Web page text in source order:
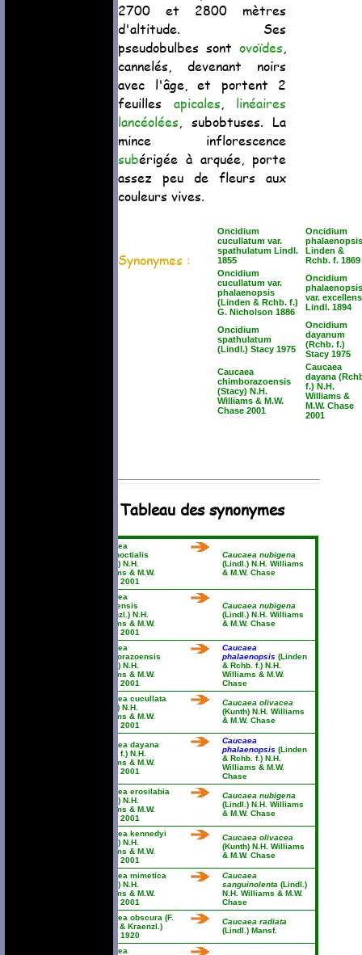
2700 et 2800 mètres
d'altitude. Ses
pseudobulbes sont ovoïdes,
cannelés, devenant noirs
avec l'âge, et portent 2
feuilles apicales, linéaires
lancéolées, subobtuses. La
mince inflorescence
subérigée à arquée, porte
assez peu de fleurs aux
couleurs vives.
Synonymes :
Oncidium
cucullatum var.
spathulatum Lindl.
1855
Oncidium
phalaenopsis
Linden &
Rchb. f. 1869
Oncidium
cucullatum var.
phalaenopsis
(Linden & Rchb. f.)
G. Nicholson 1886
Oncidium
phalaenopsis
var. excellens
Lindl. 1894
Oncidium
spathulatum
(Lindl.) Stacy 1975
Oncidium
dayanum
(Rchb. f.)
Stacy 1975
Caucaea
chimborazoensis
(Stacy) N.H.
Williams & M.W.
Chase 2001
Caucaea
dayana
f.) N.H.
Williams &
M.W. Chase
2001
Tableau des synonymes
Caucaea
aequinoctialis
(Stacy) N.H.
Williams & M.W.
Chase 2001
Caucaea nubigena
(Lindl.) N.H. Williams
& M.W. Chase
Caucaea
azuayensis
(Kraenzl.) N.H.
Williams & M.W.
Chase 2001
Caucaea nubigena
(Lindl.) N.H. Williams
& M.W. Chase
Caucaea
chimborazoensis
(Stacy) N.H.
Williams & M.W.
Chase 2001
Caucaea
phalaenopsis (Linden
& Rchb. f.) N.H.
Williams & M.W.
Chase
Caucaea cucullata
(Lindl.) N.H.
Williams & M.W.
Chase 2001
Caucaea olivacea
(Kunth) N.H. Williams
& M.W. Chase
Caucaea dayana
(Rchb. f.) N.H.
Williams & M.W.
Chase 2001
Caucaea
phalaenopsis (Linden
& Rchb. f.) N.H.
Williams & M.W.
Chase
Caucaea erosilabia
(Stacy) N.H.
Williams & M.W.
Chase 2001
Caucaea nubigena
(Lindl.) N.H. Williams
& M.W. Chase
Caucaea kennedyi
(Stacy) N.H.
Williams & M.W.
Chase 2001
Caucaea olivacea
(Kunth) N.H. Williams
& M.W. Chase
Caucaea mimetica
(Stacy) N.H.
Williams & M.W.
Chase 2001
Caucaea
sanguinolenta (Lindl.)
N.H. Williams & M.W.
Chase
Caucaea obscura (F.
Lehm. & Kraenzl.)
Schltr. 1920
Caucaea radiata
(Lindl.) Mansf.
Caucaea